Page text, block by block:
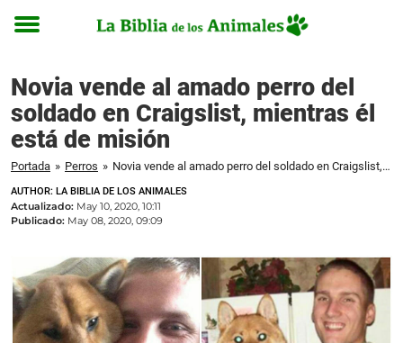
Toggle
Novia vende al amado perro del
soldado en Craigslist, mientras él
está de misión
Portada » Perros » Novia vende al amado perro del soldado en Craigslist, mientras él está de misión
AUTHOR: LA BIBLIA DE LOS ANIMALES
Actualizado: May 10, 2020, 10:11
Publicado: May 08, 2020, 09:09